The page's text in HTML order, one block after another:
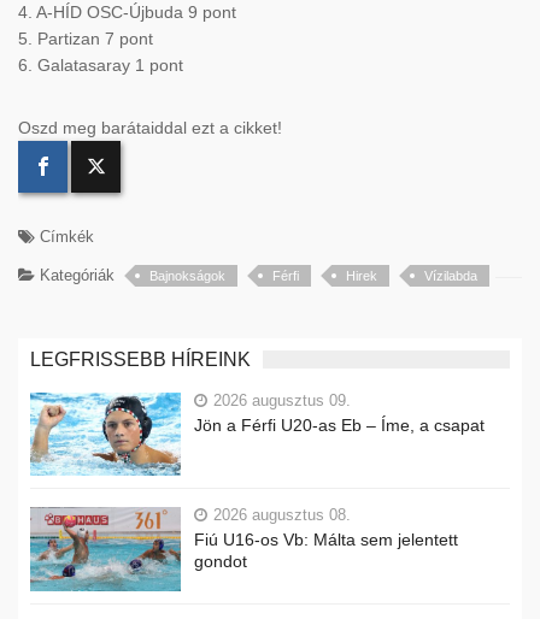
4. A-HÍD OSC-Újbuda 9 pont
5. Partizan 7 pont
6. Galatasaray 1 pont
Oszd meg barátaiddal ezt a cikket!
Címkék
Kategóriák Bajnokságok Férfi Hirek Vízilabda
LEGFRISSEBB HÍREINK
2026 augusztus 09.
Jön a Férfi U20-as Eb – Íme, a csapat
2026 augusztus 08.
Fiú U16-os Vb: Málta sem jelentett
gondot